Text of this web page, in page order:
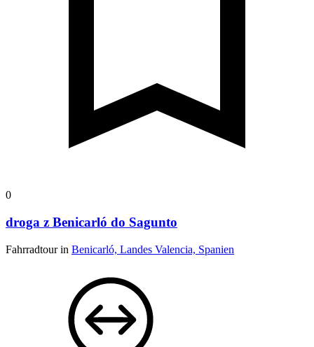
0
droga z Benicarló do Sagunto
Fahrradtour in Benicarló, Landes Valencia, Spanien